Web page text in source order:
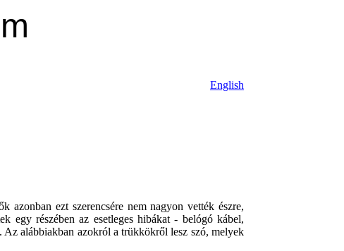
English
ezt szerencsére nem nagyon vették észre,
részében az esetleges hibákat - belógó kábel,
alábbiakban azokról a trükkökről lesz szó, melyek